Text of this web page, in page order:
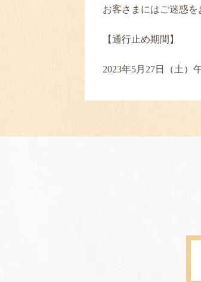
お客さまにはご迷惑を
【通行止め期間】
2023年5月27日（土）